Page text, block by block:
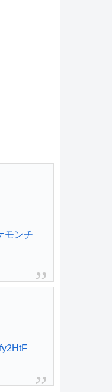
モンチ